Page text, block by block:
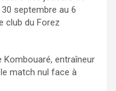
30 septembre au 6
club du Forez
Kombouaré, entraîneur
match nul face à